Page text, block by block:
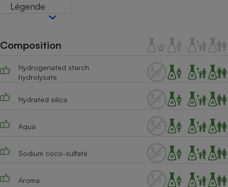
Légende
Composition
Hydrogenated starch
hydrolysate
Hydrated silica
Aqua
Sodium coco-sulfate
Aroma
Lave-linge
Plaque de cuisson à
induction
Téléphone mobile -
Radiateur électrique
Antimoustique